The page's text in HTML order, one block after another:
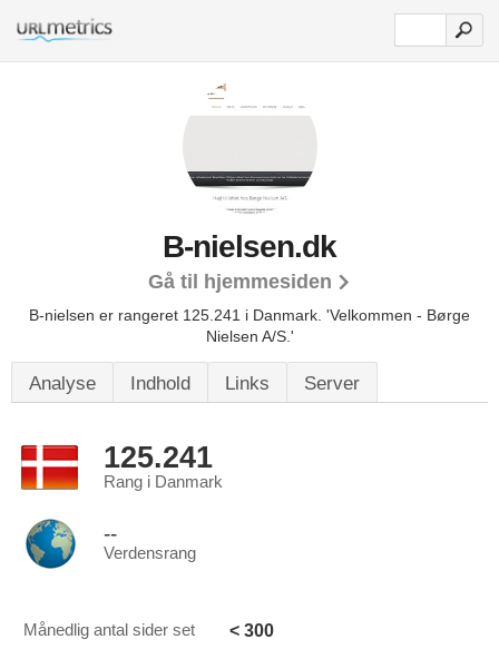
B-nielsen.dk
Gå til hjemmesiden
B-nielsen er rangeret 125.241 i Danmark. 'Velkommen - Børge
Nielsen A/S.'
Analyse Indhold Links Server
125.241
Rang i Danmark
--
Verdensrang
Månedlig antal sider set < 300